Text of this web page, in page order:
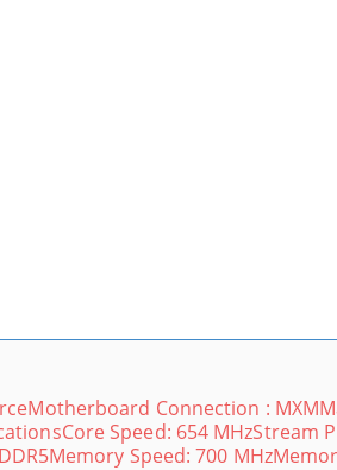
Connection :
Speed: 654 MHzStream
Speed: 700